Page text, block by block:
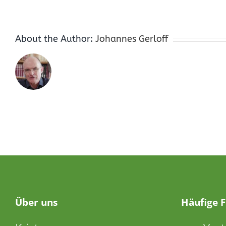
About the Author: Johannes Gerloff
Über uns Häufige